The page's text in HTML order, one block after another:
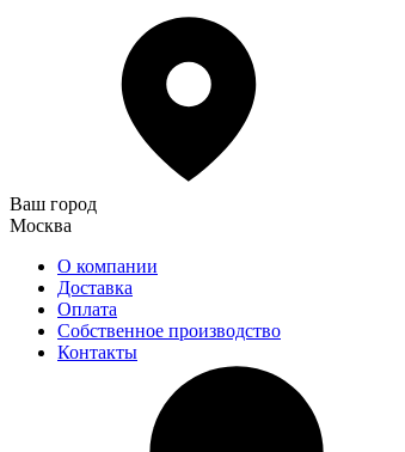
Ваш город
Москва
О компании
Доставка
Оплата
Собственное производство
Контакты